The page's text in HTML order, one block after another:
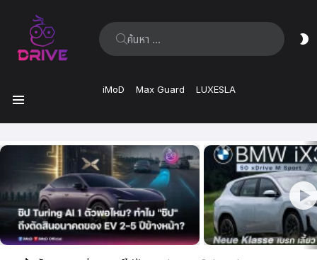
ค้นหา:
iMoD Max Guard LUXESLA
ล่าสุด